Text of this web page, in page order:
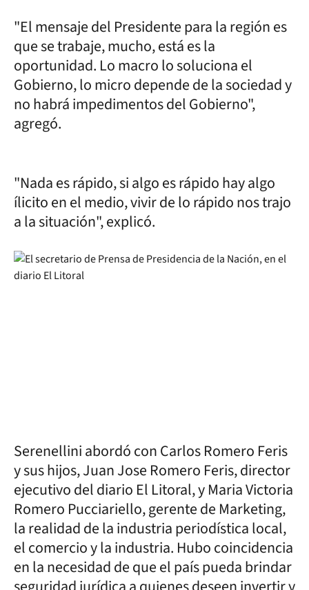
"El mensaje del Presidente para la región es
que se trabaje, mucho, está es la
oportunidad. Lo macro lo soluciona el
Gobierno, lo micro depende de la sociedad y
no habrá impedimentos del Gobierno",
agregó.
"Nada es rápido, si algo es rápido hay algo
ílicito en el medio, vivir de lo rápido nos trajo
a la situación", explicó.
Serenellini abordó con Carlos Romero Feris
y sus hijos, Juan Jose Romero Feris, director
ejecutivo del diario El Litoral, y Maria Victoria
Romero Pucciariello, gerente de Marketing,
la realidad de la industria periodística local,
el comercio y la industria. Hubo coincidencia
en la necesidad de que el país pueda brindar